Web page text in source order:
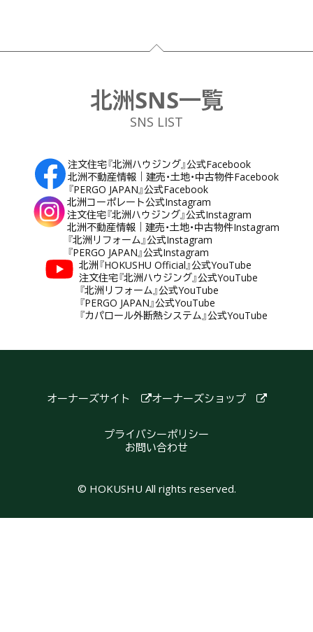
フッター
北洲SNS一覧
SNS LIST
注文住宅『北洲ハウジング』公式Facebook
北洲不動産情報｜建売・土地・中古物件Facebook
『PERGO JAPAN』公式Facebook
北洲コーポレート公式Instagram
注文住宅『北洲ハウジング』公式Instagram
北洲不動産情報｜建売・土地・中古物件Instagram
『北洲リフォーム』公式Instagram
『PERGO JAPAN』公式Instagram
北洲『HOKUSHU Official』公式YouTube
注文住宅『北洲ハウジング』公式YouTube
『北洲リフォーム』公式YouTube
『PERGO JAPAN』公式YouTube
『カパロール外断熱システム』公式YouTube
オーナーズサイト オーナーズショップ
プライバシーポリシー
お問い合わせ
© HOKUSHU All rights reserved.